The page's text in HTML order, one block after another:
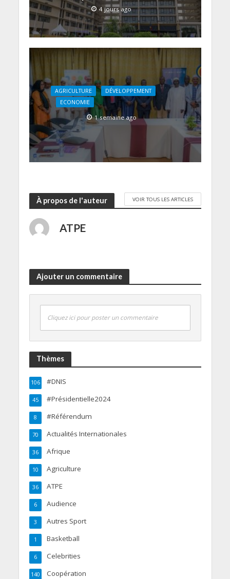
4 jours ago
AGRICULTURE
DÉVELOPPEMENT
ECONOMIE
1 semaine ago
À propos de l'auteur VOIR TOUS LES ARTICLES
ATPE
Ajouter un commentaire
Cliquez ici pour poster un commentaire
Thèmes
#DNIS
106
#Présidentielle2024
45
#Référendum
8
Actualités Internationales
70
Afrique
36
Agriculture
10
ATPE
36
Audience
6
Autres Sport
3
Basketball
1
Celebrities
6
Coopération
140